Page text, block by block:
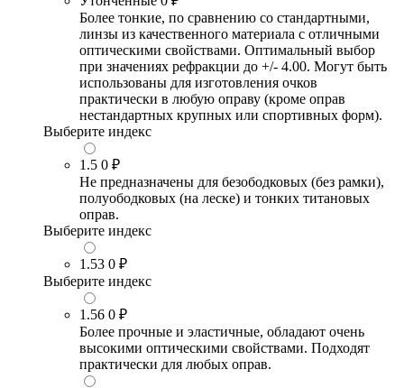
Более тонкие, по сравнению со стандартными,
линзы из качественного материала с отличными
оптическими свойствами. Оптимальный выбор
при значениях рефракции до +/- 4.00. Могут быть
использованы для изготовления очков
практически в любую оправу (кроме оправ
нестандартных крупных или спортивных форм).
Выберите индекс
1.5 0 ₽
Не предназначены для безободковых (без рамки),
полуободковых (на леске) и тонких титановых
оправ.
Выберите индекс
1.53 0 ₽
Выберите индекс
1.56 0 ₽
Более прочные и эластичные, обладают очень
высокими оптическими свойствами. Подходят
практически для любых оправ.